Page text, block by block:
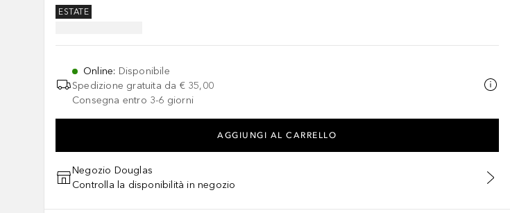
ESTATE
Online: Disponibile
Spedizione gratuita da € 35,00
Consegna entro 3-6 giorni
AGGIUNGI AL CARRELLO
Negozio Douglas
Controlla la disponibilità in negozio